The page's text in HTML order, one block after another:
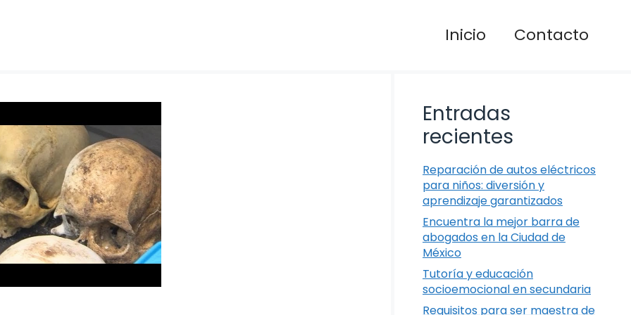
Inicio Contacto
Entradas
recientes
Reparación de autos eléctricos
para niños: diversión y
aprendizaje garantizados
Encuentra la mejor barra de
abogados en la Ciudad de
México
Tutoría y educación
socioemocional en secundaria
Requisitos para ser maestra de